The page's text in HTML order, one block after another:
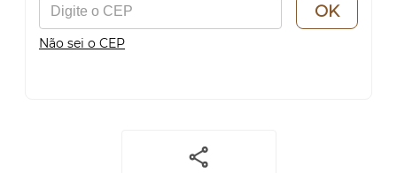
OK
Não sei o CEP